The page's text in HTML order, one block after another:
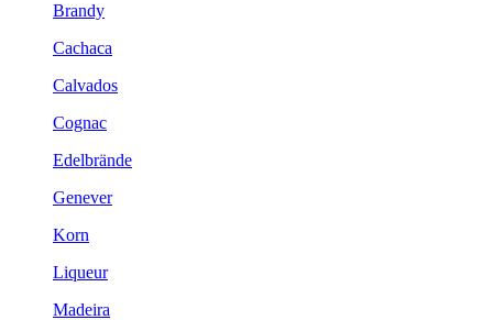
Brandy
Cachaca
Calvados
Cognac
Edelbrände
Genever
Korn
Liqueur
Madeira